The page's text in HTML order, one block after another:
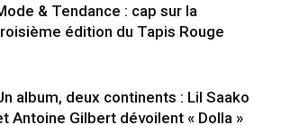
& Tendance : cap sur la
édition du Tapis Rouge
album, deux continents : Lil Saako
Antoine Gilbert dévoilent « Dolla »